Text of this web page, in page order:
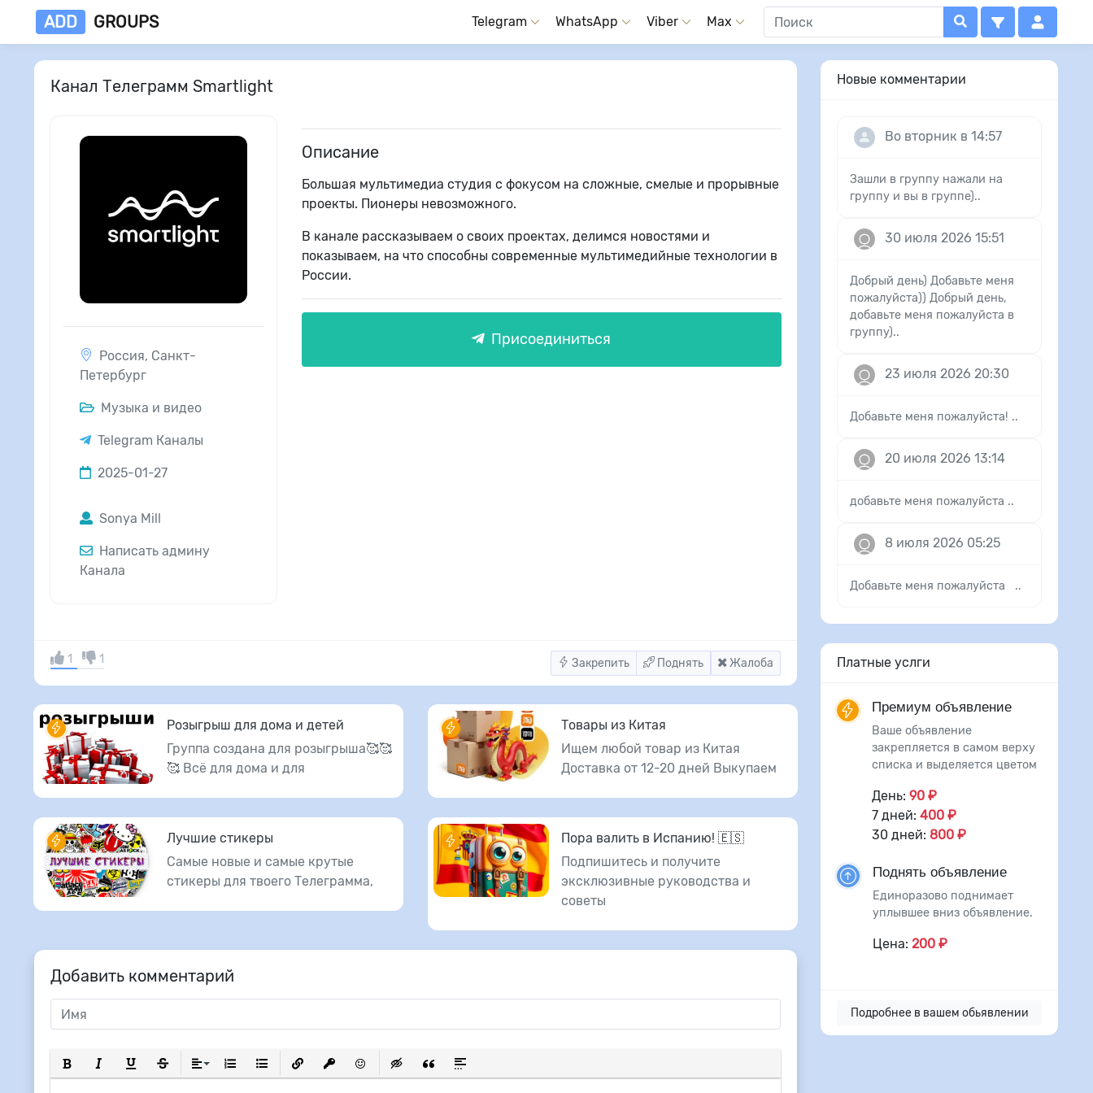
ADD GROUPS Telegram WhatsApp Viber Max
Канал Телеграмм Smartlight
Россия, Санкт-
Петербург
Музыка и видео
Telegram Каналы
2025-01-27
Sonya Mill
Написать админу
Канала
Описание
Большая мультимедиа студия с фокусом на сложные, смелые и прорывные
проекты. Пионеры невозможного.
В канале рассказываем о своих проектах, делимся новостями и
показываем, на что способны современные мультимедийные технологии в
России.
Присоединиться
Закрепить Поднять Жалоба
1 1
Розыгрыш для дома и детей
Группа создана для розыгрыша🥰🥰
🥰 Всё для дома и для
Товары из Китая
Ищем любой товар из Китая
Доставка от 12-20 дней Выкупаем
Лучшие стикеры
Самые новые и самые крутые
стикеры для твоего Телеграмма,
Пора валить в Испанию! 🇪🇸
Подпишитесь и получите
эксклюзивные руководства и
советы
Добавить комментарий
Полужирный
КурсивПодчеркнутый
ЗачеркнутыйВыравнивание
Нумерованный список
Маркированный список
Вставить ссылку
Вставить защищенную ссылку
Вставить смайлик
Вставка скрытого текста
Вставка цитаты
Вставка спойлера
Новые комментарии
Во вторник в 14:57
Зашли в группу нажали на
группу и вы в группе)..
30 июля 2026 15:51
Добрый день) Добавьте меня
пожалуйста)) Добрый день,
добавьте меня пожалуйста в
группу)..
23 июля 2026 20:30
Добавьте меня пожалуйста! ..
20 июля 2026 13:14
добавьте меня пожалуйста ..
8 июля 2026 05:25
Добавьте меня пожалуйста ..
Платные услги
Премиум объявление
Ваше объявление
закрепляется в самом верху
списка и выделяется цветом
День: 90 ₽
7 дней: 400 ₽
30 дней: 800 ₽
Поднять объявление
Единоразово поднимает
уплывшее вниз объявление.
Цена: 200 ₽
Подробнее в вашем обьявлении